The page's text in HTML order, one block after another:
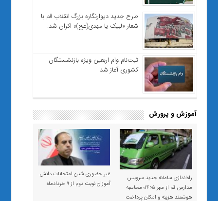
طرح جدید دیوارنگاره بزرگ انقلاب قم با
شعار «لبیک یا مهدی(عج)» اکران شد.
ثبت‌نام وام اربعین ویژه بازنشستگان
کشوری آغاز شد
آموزش و پرورش
راه‌اندازی سامانه جدید سرویس
مدارس قم از مهر ۱۴۰۵؛ محاسبه
هوشمند هزینه و امکان پرداخت
غیر حضوری شدن امتحانات دانش
آموزان نوبت دوم از ۹ خردادماه